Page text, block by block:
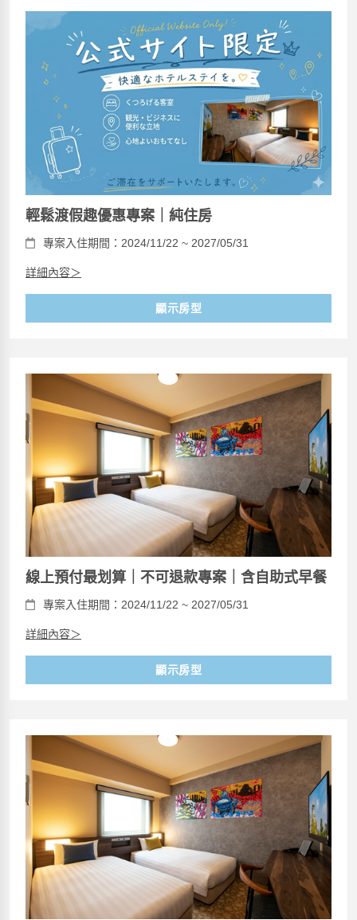
輕鬆渡假趣優惠專案｜純住房
專案入住期間：2024/11/22 ~ 2027/05/31
詳細內容＞
顯示房型
線上預付最划算｜不可退款專案｜含自助式早餐
專案入住期間：2024/11/22 ~ 2027/05/31
詳細內容＞
顯示房型